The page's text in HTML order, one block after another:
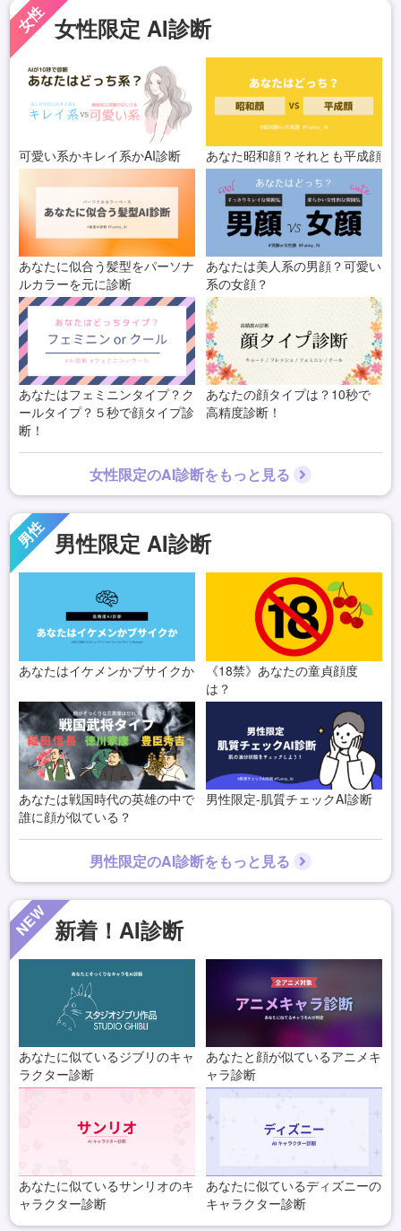
女性 女性限定 AI診断
可愛い系かキレイ系かAI診断 あなた昭和顔？それとも平成顔
あなたに似合う髪型をパーソナ
ルカラーを元に診断
あなたは美人系の男顔？可愛い
系の女顔？
あなたはフェミニンタイプ？ク
ールタイプ？５秒で顔タイプ診
断！
あなたの顔タイプは？10秒で
高精度診断！
女性限定のAI診断をもっと見る
男性 男性限定 AI診断
あなたはイケメンかブサイクか
《18禁》あなたの童貞顔度
は？
あなたは戦国時代の英雄の中で
誰に顔が似ている？
男性限定-肌質チェックAI診断
男性限定のAI診断をもっと見る
NEW新着！AI診断
あなたに似ているジブリのキャ
ラクター診断
あなたと顔が似ているアニメキ
ャラ診断
あなたに似ているサンリオのキ
ャラクター診断
あなたに似ているディズニーの
キャラクター診断